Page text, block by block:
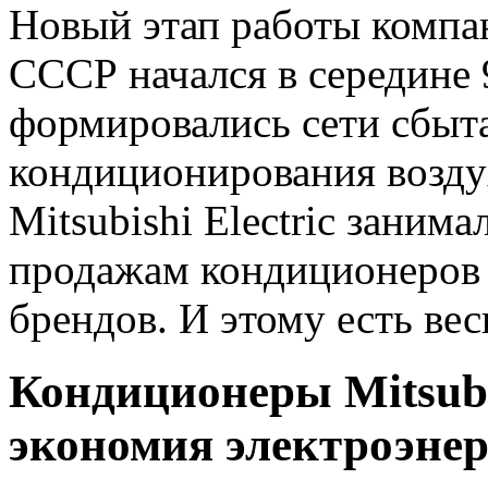
Новый этап работы
СССР начался в середине
формировались сети
кондиционирования
Mitsubishi Electric
продажам
брендов. И этому есть
Кондиционеры
экономия